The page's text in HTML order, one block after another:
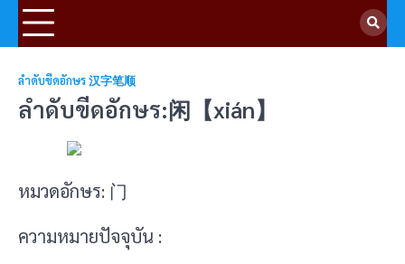
ลำดับขีดอักษร 汉字笔顺
ลำดับขีดอักษร:闲【xián】
หมวดอักษร: 门
ความหมายปัจจุบัน :